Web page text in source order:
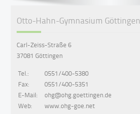
Otto-Hahn-Gymnasium Göttingen
Carl-Zeiss-Straße 6
37081 Göttingen
Tel.:
0551/400-5380
Fax:
0551/400-5351
E-Mail:
ohg@ohg.goettingen.de
Web:
www.ohg-goe.net